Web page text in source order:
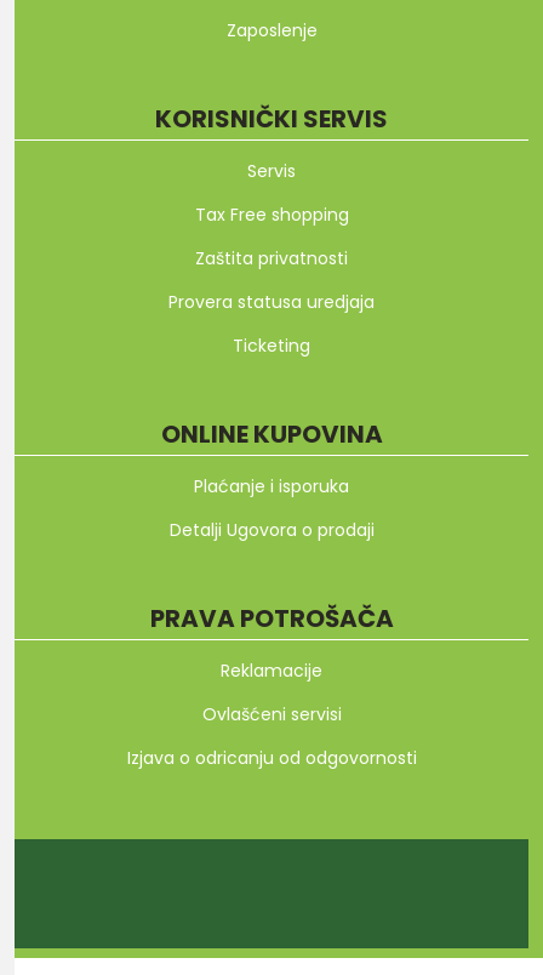
Zaposlenje
KORISNIČKI SERVIS
Servis
Tax Free shopping
Zaštita privatnosti
Provera statusa uredjaja
Ticketing
ONLINE KUPOVINA
Plaćanje i isporuka
Detalji Ugovora o prodaji
PRAVA POTROŠAČA
Reklamacije
Ovlašćeni servisi
Izjava o odricanju od odgovornosti